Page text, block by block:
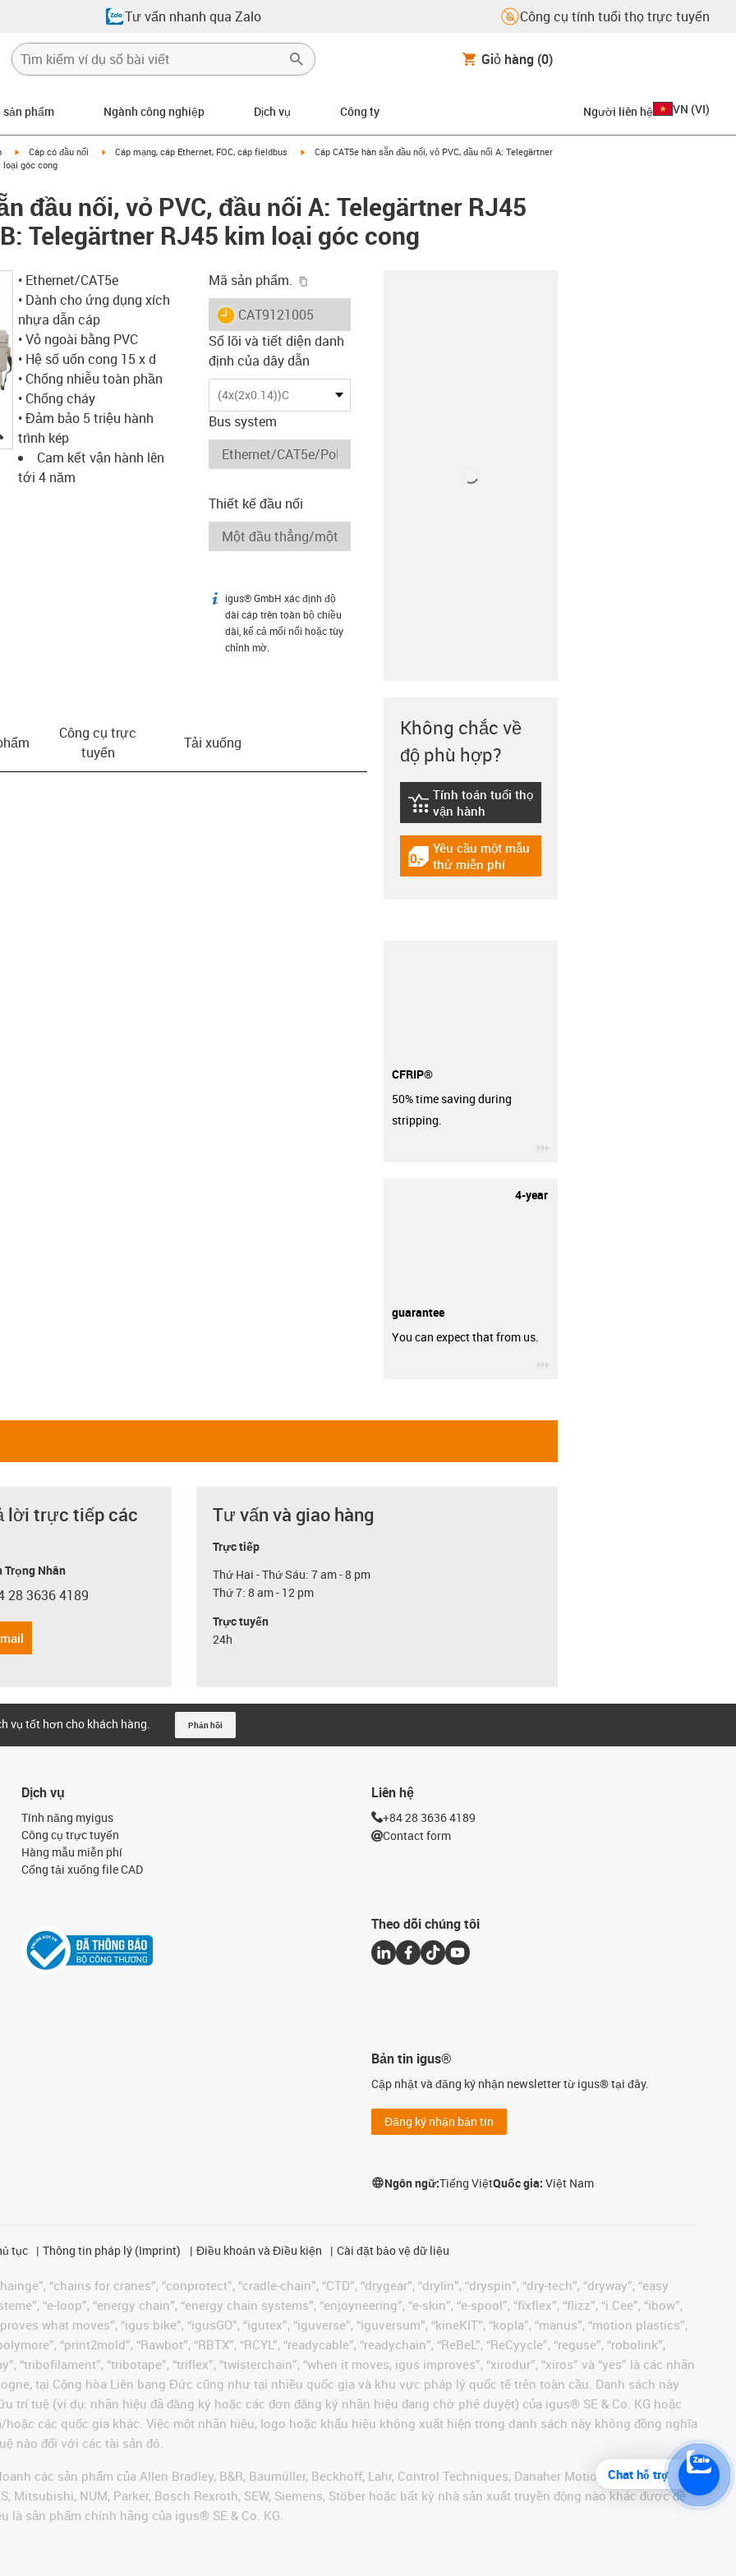
Tư vấn nhanh qua Zalo Công cụ tính tuổi thọ trực tuyến
Giỏ hàng (0)
phẩm Ngành công nghiệp Dịch vụ Công ty Người liên hệ VN (VI)
igus-icon-arrow-right
Cáp có đầu nối igus-icon-arrow-right
Cáp mạng, cáp Ethernet, FOC, cáp fieldbus igus-icon-arrow-right
Cáp CAT5e hàn sẵn đầu nối, vỏ PVC, đầu nối A: Telegärtner
loại góc cong
đầu nối, vỏ PVC, đầu nối A: Telegärtner RJ45
Telegärtner RJ45 kim loại góc cong
igus-icon-lupe
• Ethernet/CAT5e
• Dành cho ứng dụng xích
nhựa dẫn cáp
• Vỏ ngoài bằng PVC
• Hệ số uốn cong 15 x d
• Chống nhiễu toàn phần
• Chống cháy
• Đảm bảo 5 triệu hành
trình kép
Cam kết vận hành lên
tới 4 năm
Mã sản phẩm.
igus-icon-lieferzeit
CAT9121005
Số lõi và tiết diện danh
định của dây dẫn
(4x(2x0.14))C
Bus system
Thiết kế đầu nối
igus-icon-info
igus® GmbH xác định độ
dài cáp trên toàn bộ chiều
dài, kể cả mối nối hoặc tùy
chỉnh mờ.
Công cụ trực
tuyến
Tải xuống
Không chắc về
độ phù hợp?
igus-icon-lebensdauerrechner
Tính toán tuổi thọ
vận hành
igus-icon-gratismuster
Yêu cầu một mẫu
thử miễn phí
CFRIP®
50% time saving during
stripping.
4-year
guarantee
You can expect that from us.
lời trực tiếp các
Trọng Nhân
phone
28 3636 4189
Tư vấn và giao hàng
Trực tiếp
Thứ Hai - Thứ Sáu: 7 am - 8 pm
Thứ 7: 8 am - 12 pm
Trực tuyến
24h
vụ tốt hơn cho khách hàng. Phản hồi
Dịch vụ
Tính năng myigus
Công cụ trực tuyến
Hàng mẫu miễn phí
Cổng tải xuống file CAD
Liên hệ
+84 28 3636 4189
Contact form
Theo dõi chúng tôi
Bản tin igus®
Cập nhật và đăng ký nhận newsletter từ igus® tại đây.
Đăng ký nhận bản tin
Ngôn ngữ:Tiếng ViệtQuốc gia:Việt Nam
tục Thông tin pháp lý (Imprint) Điều khoản và Điều kiện Cài đặt bảo vệ dữ liệu
“chains for cranes”, “conprotect”, “cradle-chain”, “CTD”, “drygear”, “drylin”, “dryspin”, “dry-tech”, “dryway”, “easy
“e-loop”, “energy chain”, “energy chain systems”, “enjoyneering”, “e-skin”, “e-spool”, “fixflex”, “flizz”, “i.Cee”, “ibow”,
what moves”, “igus:bike”, “igusGO”, “igutex”, “iguverse”, “iguversum”, “kineKIT”, “kopla”, “manus”, “motion plastics”,
“print2mold”, “Rawbot”, “RBTX”, “RCYL”, “readycable”, “readychain”, “ReBeL”, “ReCyycle”, “reguse”, “robolink”,
“tribofilament”, “tribotape”, “triflex”, “twisterchain”, “when it moves, igus improves”, “xirodur”, “xiros” và “yes” là các nhãn
tại Cộng hòa Liên bang Đức cũng như tại nhiều quốc gia và khu vực pháp lý quốc tế trên toàn cầu. Danh sách này
trí tuệ (ví dụ: nhãn hiệu đã đăng ký hoặc các đơn đăng ký nhãn hiệu đang chờ phê duyệt) của igus® SE & Co. KG hoặc
các quốc gia khác. Việc một nhãn hiệu, logo hoặc khẩu hiệu không xuất hiện trong danh sách này không đồng nghĩa
nào đối với các tài sản đó.
các sản phẩm của Allen Bradley, B&R, Baumüller, Beckhoff, Lahr, Control Techniques, Danaher Motion, ELAU, FAGOR,
Mitsubishi, NUM, Parker, Bosch Rexroth, SEW, Siemens, Stöber hoặc bất kỳ nhà sản xuất truyền động nào khác được đề
sản phẩm chính hãng của igus® SE & Co. KG.
Chat hỗ trợ